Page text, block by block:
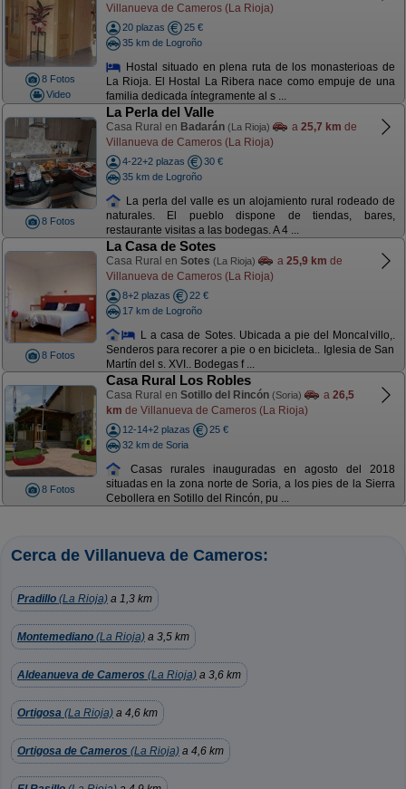
8 Fotos
Video
Villanueva de Cameros (La Rioja)
20 plazas
25 €
35 km de Logroño
Hostal situado en plena ruta de los monasterioas de
La Rioja. El Hostal La Ribera nace como empuje de una
familia dedicada íntegramente al s ...
8 Fotos
La Perla del Valle
Casa Rural en Badarán (La Rioja) a 25,7 km de
Villanueva de Cameros (La Rioja)
4-22+2 plazas
30 €
35 km de Logroño
La perla del valle es un alojamiento rural rodeado de
naturales. El pueblo dispone de tiendas, bares,
restaurante visitas a las bodegas. A 4 ...
8 Fotos
La Casa de Sotes
Casa Rural en Sotes (La Rioja) a 25,9 km de
Villanueva de Cameros (La Rioja)
8+2 plazas
22 €
17 km de Logroño
L a casa de Sotes. Ubicada a pie del Moncalvillo,.
Senderos para recorer a pie o en bicicleta.. Iglesia de San
Martín del s. XVI.. Bodegas f ...
8 Fotos
Casa Rural Los Robles
Casa Rural en Sotillo del Rincón (Soria) a 26,5
km de Villanueva de Cameros (La Rioja)
12-14+2 plazas
25 €
32 km de Soria
Casas rurales inauguradas en agosto del 2018
situadas en la zona norte de Soria, a los pies de la Sierra
Cebollera en Sotillo del Rincón, pu ...
Cerca de Villanueva de Cameros:
Pradillo (La Rioja) a 1,3 km
Montemediano (La Rioja) a 3,5 km
Aldeanueva de Cameros (La Rioja) a 3,6 km
Ortigosa (La Rioja) a 4,6 km
Ortigosa de Cameros (La Rioja) a 4,6 km